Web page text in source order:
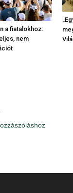
a fiatalokhoz:
nem